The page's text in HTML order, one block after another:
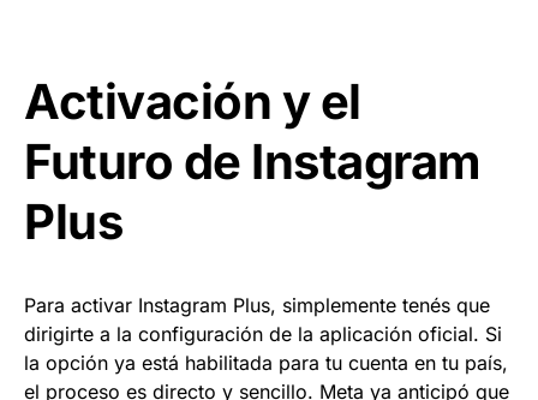
Activación y el
Futuro de Instagram
Plus
Para activar Instagram Plus, simplemente tenés que
dirigirte a la configuración de la aplicación oficial. Si
la opción ya está habilitada para tu cuenta en tu país,
el proceso es directo y sencillo. Meta ya anticipó que